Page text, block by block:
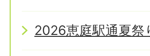
2026恵庭駅通夏祭